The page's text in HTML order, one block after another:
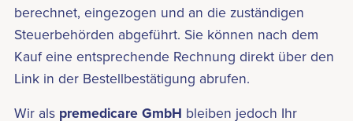
berechnet, eingezogen und an die zuständigen
Steuerbehörden abgeführt. Sie können nach dem
Kauf eine entsprechende Rechnung direkt über den
Link in der Bestellbestätigung abrufen.
Wir als premedicare GmbH bleiben jedoch Ihr